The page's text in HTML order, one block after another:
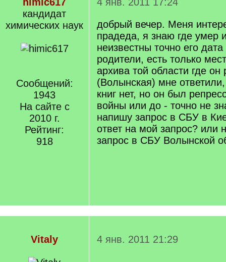
кандидат
химических наук
Сообщений:
1943
На сайте с
2010 г.
Рейтинг:
918
добрый вечер. Меня
прадеда, я знаю где умер
неизвестны точно его
родители, есть только
архива той области где он
(Волынская) мне ответили,
книг нет, но он был
войны или до - точно не
напишу запрос в СБУ в
ответ на мой запрос? или
запрос в СБУ Волынской
Vitaly 4 янв. 2011 21:29